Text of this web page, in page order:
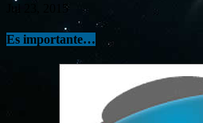
Jul 23, 2015
Es importante…